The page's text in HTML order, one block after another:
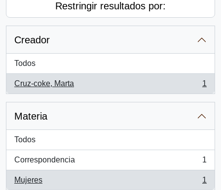
Restringir resultados por:
Creador
Todos
Cruz-coke, Marta
, 1 resultados
1
Materia
Todos
Correspondencia
, 1 resultados
1
Mujeres
, 1 resultados
1